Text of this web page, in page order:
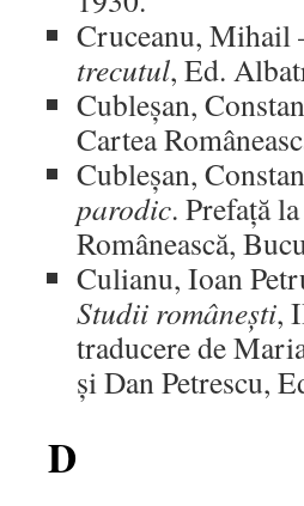
Cruceanu, Mihail
trecutul, Ed.
Cubleșan,
Cartea
Cubleșan,
parodic. Prefață la
Românească,
Culianu, Ioan
Studii românești,
traducere de
și Dan Petrescu,
D